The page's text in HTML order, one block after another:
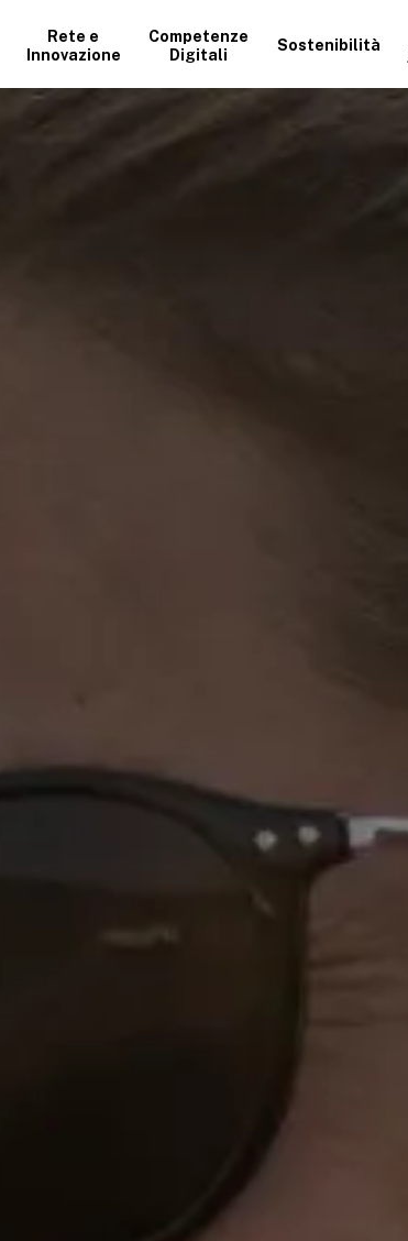
Rete e
Innovazione
Competenze
Digitali
Sostenibilità